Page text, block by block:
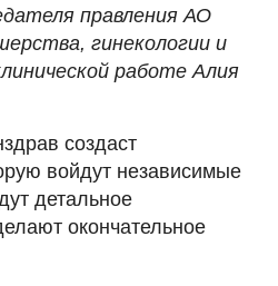
правления АО
гинекологии и
работе Алия
создаст
войдут независимые
детальное
окончательное